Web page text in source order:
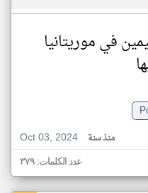
في موريتانيا
Oct 03, 2024
منذ سنة
عدد الكلمات: ٣٧٩